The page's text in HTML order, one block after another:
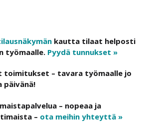
kautta tilaat helposti
työmaalle. Pyydä tunnukset »
toimitukset – tavara työmaalle jo
päivänä!
– nopeaa ja
– ota meihin yhteyttä »